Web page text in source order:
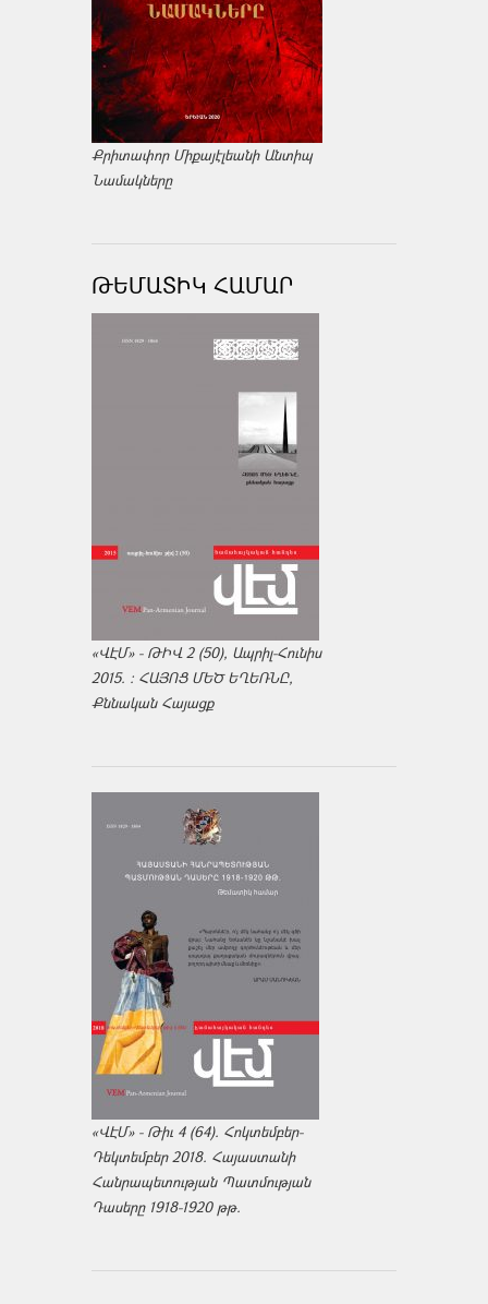
Քրիտափոր Միքայէլեանի Անտիպ
Նամակները
ԹԵՄԱՏԻԿ ՀԱՄԱՐ
«ՎԷՄ» - ԹԻՎ 2 (50), Ապրիլ-Հունիս
2015. : ՀԱՅՈՑ ՄԵԾ ԵՂԵՌՆԸ,
Քննական Հայացք
«ՎԷՄ» - Թիւ 4 (64). Հոկտեմբեր-
Դեկտեմբեր 2018. Հայաստանի
Հանրապետության Պատմության
Դասերը 1918-1920 թթ.